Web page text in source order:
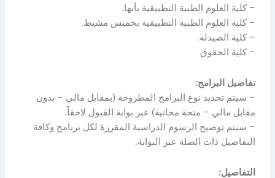
– كلية العلوم الطبية التطبيقية بأبها.
– كلية العلوم الطبية التطبيقية بخميس مشيط.
– كلية الصيدلة.
– كلية الحقوق
تفاصيل البرامج:
– سيتم تحديد نوع البرامج المطروحة (بمقابل مالي – بدون
مقابل مالي – منحة مجانية) عبر بوابة القبول لاحقاً.
– سيتم توضيح الرسوم الدراسية المقررة لكل برنامج وكافة
التفاصيل ذات الصلة عبر البوابة.
التفاصيل: